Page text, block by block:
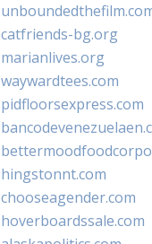
catfriends-bg.org
marianlives.org
waywardtees.com
pidfloorsexpress.com
hingstonnt.com
chooseagender.com
hoverboardssale.com